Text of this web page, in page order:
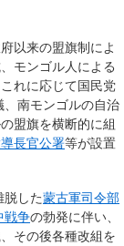
以来の盟旗制によ
モンゴル人による
れに応じて国民党
、南モンゴルの自治
盟旗を横断的に組
長官公署等が設置
脱した蒙古軍司令部
戦争の勃発に伴い、
その後各種改組を